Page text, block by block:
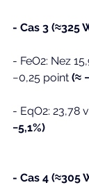
- Cas 3 (≈325
- FeO2: Nez
−0,25 point (≈
- EqO2: 23,78
−5,1%)
- Cas 4 (≈305